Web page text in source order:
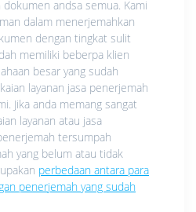
andsa semua. Kami
dalam menerjemahkan
dengan tingkat sulit
memiliki beberpa klien
besar yang sudah
layanan jasa penerjemah
Jika anda memang sangat
layanan atau jasa
tersumpah
yang belum atau tidak
perbedaan antara para
penerjemah yang sudah